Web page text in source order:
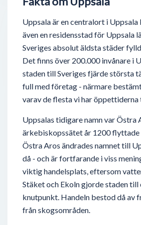
Uppsala är en centralort i Uppsala
även en residensstad för Uppsala
Sveriges absolut äldsta städer
Det finns över 200.000 invånare i
staden till Sveriges fjärde största
full med företag - närmare
varav de flesta vi har öppettiderna
Uppsalas tidigare namn var Östra
ärkebiskopssätet år 1200 flyttade
Östra Aros ändrades namnet till
då - och är fortfarande i viss
viktig handelsplats, eftersom
Stäket och Ekoln gjorde staden till
knutpunkt. Handeln bestod då av
från skogsområden.